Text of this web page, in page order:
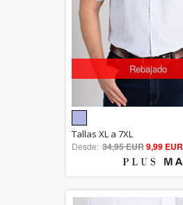
Rebajado
5.00
out of 5
Tallas XL a 7XL
Desde: 34,95 EUR9,99 EUR